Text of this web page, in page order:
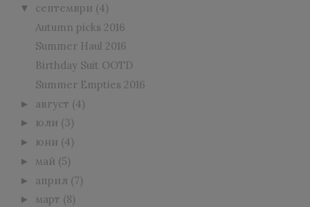
▼ септември (4)
Autumn picks 2016
Summer Haul 2016
Birthday Suit OOTD
Summer Empties 2016
► август (4)
► юли (3)
► юни (4)
► май (5)
► април (7)
► март (8)